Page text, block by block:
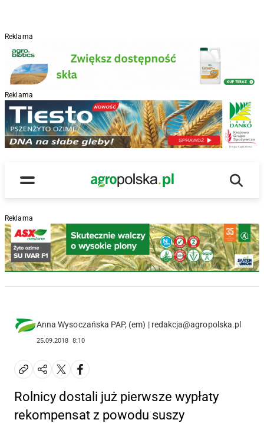
Reklama
Reklama
Menu
Main Logo
Reklama
Anna Wysoczańska PAP, (em) | redakcja@agropolska.pl
25.09.2018 8:10
Rolnicy dostali już pierwsze wypłaty
rekompensat z powodu suszy